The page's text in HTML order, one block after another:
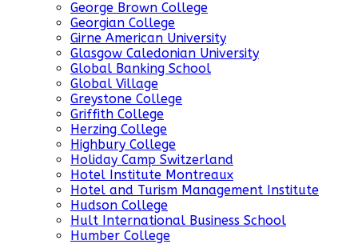
George Brown College
Georgian College
Girne American University
Glasgow Caledonian University
Global Banking School
Global Village
Greystone College
Griffith College
Herzing College
Highbury College
Holiday Camp Switzerland
Hotel Institute Montreaux
Hotel and Turism Management Institute
Hudson College
Hult International Business School
Humber College